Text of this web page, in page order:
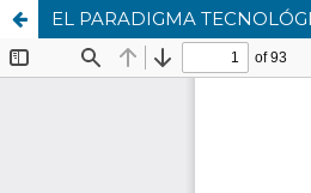
EL PARADIGMA